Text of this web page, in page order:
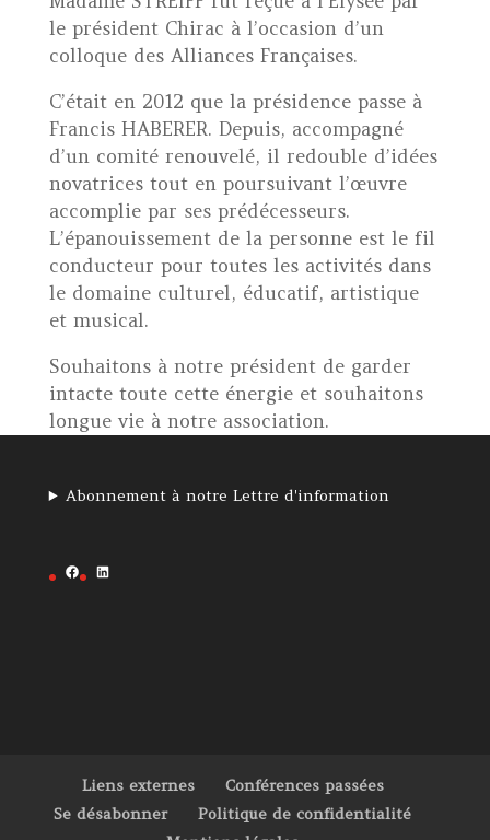
le président Chirac à l’occasion d’un
colloque des Alliances Françaises.
C’était en 2012 que la présidence passe à
Francis HABERER. Depuis, accompagné
d’un comité renouvelé, il redouble d’idées
novatrices tout en poursuivant l’œuvre
accomplie par ses prédécesseurs.
L’épanouissement de la personne est le fil
conducteur pour toutes les activités dans
le domaine culturel, éducatif, artistique
et musical.
Souhaitons à notre président de garder
intacte toute cette énergie et souhaitons
longue vie à notre association.
Abonnement à notre Lettre d'information
FacebookLinkedIn
Liens externes
Conférences passées
Se désabonner
Politique de confidentialité